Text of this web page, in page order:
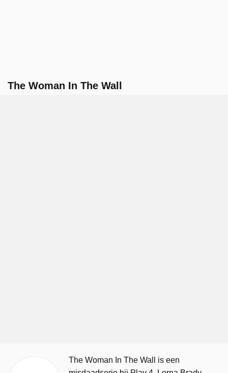
The Woman In The Wall
The Woman In The Wall is een